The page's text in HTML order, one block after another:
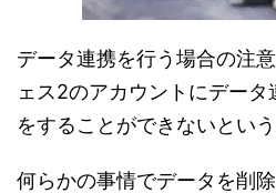
データ連携を行う場合の注
ェス2のアカウントにデー
をすることができないという
何らかの事情でデータを削